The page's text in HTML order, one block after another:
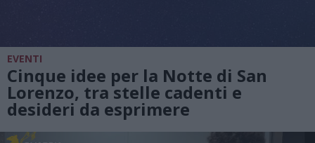
EVENTI
Cinque idee per la Notte di San
Lorenzo, tra stelle cadenti e
desideri da esprimere